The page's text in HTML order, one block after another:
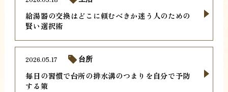
給湯器の交換はどこに頼むべきか迷う人のための
賢い選択術
毎日の習慣で台所の排水溝のつまりを自分で予防
する策
2026.05.17 台所